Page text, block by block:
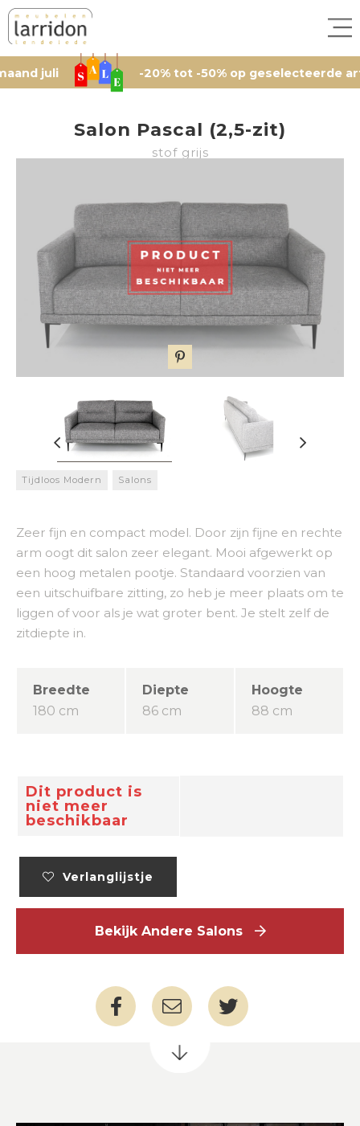
-20% tot -50% op geselecteerde
Salon Pascal (2,5-zit)
stof grijs
Tijdloos Modern Salons
Zeer fijn en compact model. Door zijn fijne en rechte
arm oogt dit salon zeer elegant. Mooi afgewerkt op
een hoog metalen pootje. Standaard voorzien van
een uitschuifbare zitting, zo heb je meer plaats om te
liggen of voor als je wat groter bent. Je stelt zelf de
zitdiepte in.
Breedte
180 cm
Diepte
86 cm
Hoogte
88 cm
Dit product is
niet meer
beschikbaar
Verlanglijstje
Bekijk Andere Salons